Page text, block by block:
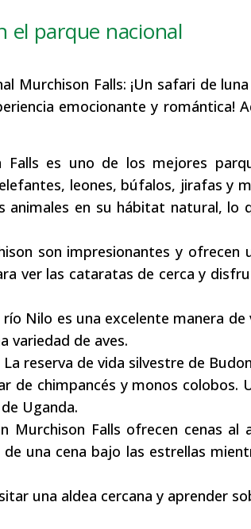
el parque nacional
Murchison Falls: ¡Un safari de
emocionante y romántica!
Falls es uno de los mejores
leones, búfalos, jirafas y
animales en su hábitat natural, lo
son impresionantes y ofrecen
ver las cataratas de cerca y
Nilo es una excelente manera de
variedad de aves.
reserva de vida silvestre de
de chimpancés y monos colobos.
Uganda.
Murchison Falls ofrecen cenas al
una cena bajo las estrellas
una aldea cercana y aprender